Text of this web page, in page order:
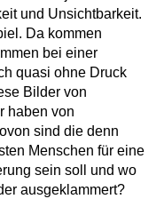
und Unsichtbarkeit.
Da kommen
bei einer
quasi ohne Druck
Bilder von
haben von
sind die denn
Menschen für eine
sein soll und wo
ausgeklammert?